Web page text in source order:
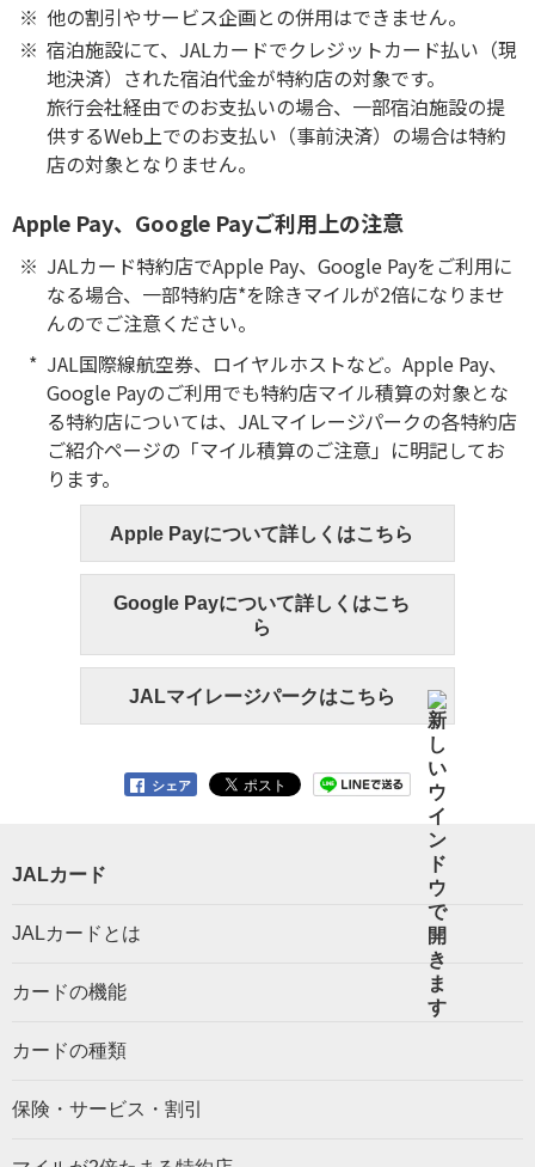
他の割引やサービス企画との併用はできません。
宿泊施設にて、JALカードでクレジットカード払い（現
地決済）された宿泊代金が特約店の対象です。
旅行会社経由でのお支払いの場合、一部宿泊施設の提
供するWeb上でのお支払い（事前決済）の場合は特約
店の対象となりません。
Apple Pay、Google Payご利用上の注意
JALカード特約店でApple Pay、Google Payをご利用に
なる場合、一部特約店*を除きマイルが2倍になりませ
んのでご注意ください。
JAL国際線航空券、ロイヤルホストなど。Apple Pay、
Google Payのご利用でも特約店マイル積算の対象とな
る特約店については、JALマイレージパークの各特約店
ご紹介ページの「マイル積算のご注意」に明記してお
ります。
Apple Payについて詳しくはこちら
Google Payについて詳しくはこち
ら
JALマイレージパークはこちら
シェア
JALカード
JALカードとは
カードの機能
カードの種類
保険・サービス・割引